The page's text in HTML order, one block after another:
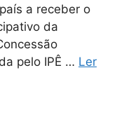
a receber o
da
pelo IPÊ … Ler